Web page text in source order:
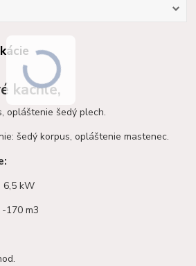
kachle,
opláštenie šedý plech.
šedý korpus, opláštenie mastenec.
6,5 kW
170 m3